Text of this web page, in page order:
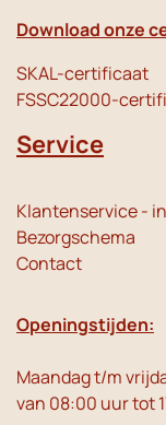
Download onze
SKAL-certificaat
FSSC22000-
Service
Klantenservice -
Bezorgschema
Contact
Openingstijden:
Maandag t/m
van 08:00 uur tot